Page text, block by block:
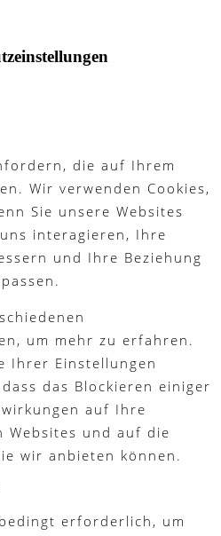
die auf Ihrem
Wir verwenden Cookies,
Sie unsere Websites
interagieren, Ihre
und Ihre Beziehung
um mehr zu erfahren.
Ihrer Einstellungen
das Blockieren einiger
auf Ihre
Websites und auf die
wir anbieten können.
erforderlich, um